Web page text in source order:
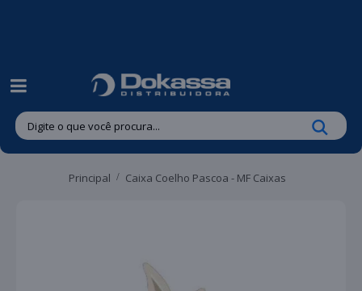
Principal Caixa Coelho Pascoa - MF Caixas